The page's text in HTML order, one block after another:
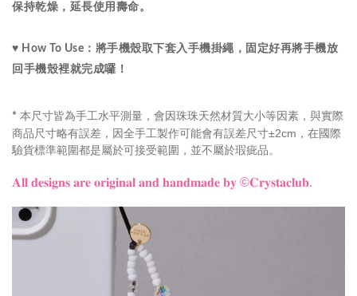
保持乾燥，延長使用壽命。
♥ How To Use：將手機殼取下套入手機掛繩，固定好再將手機放
回手機殼裡就完成囉！
* 本尺寸皆為手工水平測量，會因珠珠天然材質大小等因素，與實際
商品尺寸略有誤差，因全手工製作可能會有誤差尺寸±2cm，在國際
驗貨標準範圍都是屬於可接受範圍，並不屬於瑕疵品。
𝐀𝐥𝐥 𝐝𝐞𝐬𝐢𝐠𝐧𝐬 𝐚𝐫𝐞 𝐨𝐫𝐢𝐠𝐢𝐧𝐚𝐥 𝐚𝐧𝐝 𝐡𝐚𝐧𝐝𝐦𝐚𝐝𝐞 𝐛𝐲 ©𝐂𝐫𝐲𝐬𝐭𝐚𝐜𝐥𝐮𝐛.